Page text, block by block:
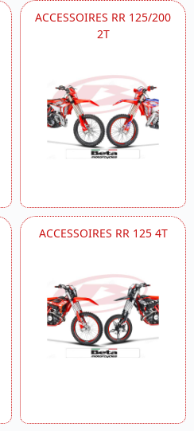
ACCESSOIRES RR 125/200
2T
ACCESSOIRES RR 125 4T